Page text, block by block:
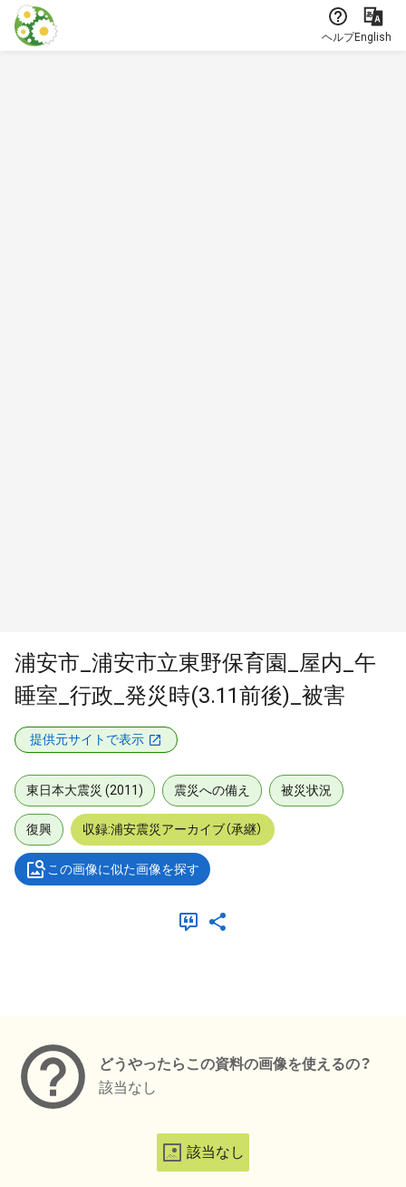
本文に飛ぶ
ヘルプEnglish
浦安市_浦安市立東野保育園_屋内_午
睡室_行政_発災時(3.11前後)_被害
提供元サイトで表示
東日本大震災 (2011) 震災への備え 被災状況
復興 収録:浦安震災アーカイブ（承継）
この画像に似た画像を探す
どうやったらこの資料の画像を使えるの？
該当なし
該当なし